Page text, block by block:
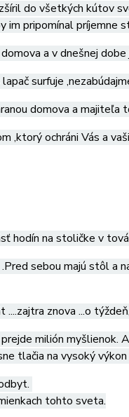
do všetkých kútov
im pripomínal príjemne
a v dnešnej
surfuje
domova a
,ktorý ochráni Vás a
hodín na stoličke v
sebou majú stôl a
znova ...o
prejde milión
tlačia na vysoký
tohto sveta.